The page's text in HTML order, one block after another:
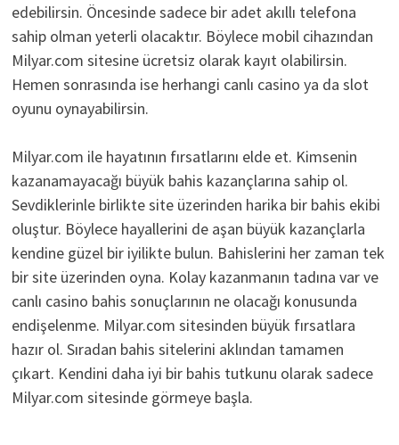
edebilirsin. Öncesinde sadece bir adet akıllı telefona
sahip olman yeterli olacaktır. Böylece mobil cihazından
Milyar.com sitesine ücretsiz olarak kayıt olabilirsin.
Hemen sonrasında ise herhangi canlı casino ya da slot
oyunu oynayabilirsin.
Milyar.com ile hayatının fırsatlarını elde et. Kimsenin
kazanamayacağı büyük bahis kazançlarına sahip ol.
Sevdiklerinle birlikte site üzerinden harika bir bahis ekibi
oluştur. Böylece hayallerini de aşan büyük kazançlarla
kendine güzel bir iyilikte bulun. Bahislerini her zaman tek
bir site üzerinden oyna. Kolay kazanmanın tadına var ve
canlı casino bahis sonuçlarının ne olacağı konusunda
endişelenme. Milyar.com sitesinden büyük fırsatlara
hazır ol. Sıradan bahis sitelerini aklından tamamen
çıkart. Kendini daha iyi bir bahis tutkunu olarak sadece
Milyar.com sitesinde görmeye başla.